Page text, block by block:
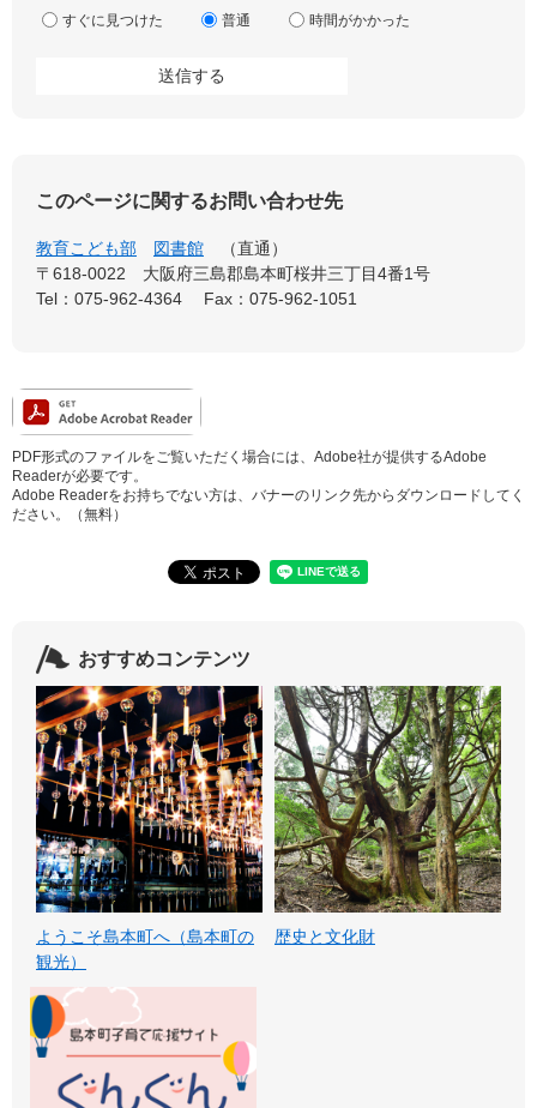
すぐに見つけた
普通 時間がかかった
このページに関するお問い合わせ先
教育こども部 図書館
直通
〒618-0022
大阪府三島郡島本町桜井三丁目4番1号
Tel：075-962-4364
Fax：075-962-1051
PDF形式のファイルをご覧いただく場合には、Adobe社が提供するAdobe
Readerが必要です。
Adobe Readerをお持ちでない方は、バナーのリンク先からダウンロードしてく
ださい。（無料）
おすすめコンテンツ
ようこそ島本町へ（島本町の
観光）
歴史と文化財